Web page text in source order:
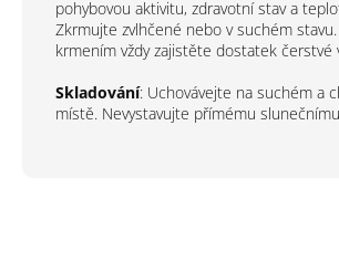
pohybovou aktivitu, zdravotní stav a
Zkrmujte zvlhčené nebo v suchém
krmením vždy zajistěte dostatek čerstvé
Skladování: Uchovávejte na suchém a
místě. Nevystavujte přímému